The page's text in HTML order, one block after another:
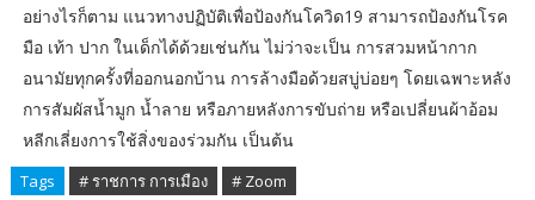
อย่างไรก็ตาม แนวทางปฏิบัติเพื่อป้องกันโควิด19 สามารถป้องกันโรค
มือ เท้า ปาก ในเด็กได้ด้วยเช่นกัน ไม่ว่าจะเป็น การสวมหน้ากาก
อนามัยทุกครั้งที่ออกนอกบ้าน การล้างมือด้วยสบู่บ่อยๆ โดยเฉพาะหลัง
การสัมผัสน้ำมูก น้ำลาย หรือภายหลังการขับถ่าย หรือเปลี่ยนผ้าอ้อม
หลีกเลี่ยงการใช้สิ่งของร่วมกัน เป็นต้น
Tags # ราชการ การเมือง # Zoom